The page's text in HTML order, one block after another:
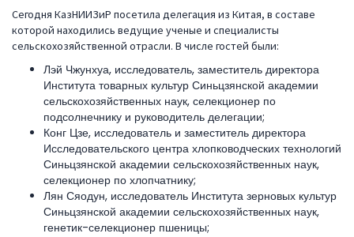
Сегодня КазНИИЗиР посетила делегация из Китая, в составе
которой находились ведущие ученые и специалисты
сельскохозяйственной отрасли. В числе гостей были:
Лэй Чжунхуа, исследователь, заместитель директора
Института товарных культур Синьцзянской академии
сельскохозяйственных наук, селекционер по
подсолнечнику и руководитель делегации;
Конг Цзе, исследователь и заместитель директора
Исследовательского центра хлопководческих технологий
Синьцзянской академии сельскохозяйственных наук,
селекционер по хлопчатнику;
Лян Сяодун, исследователь Института зерновых культур
Синьцзянской академии сельскохозяйственных наук,
генетик-селекционер пшеницы;